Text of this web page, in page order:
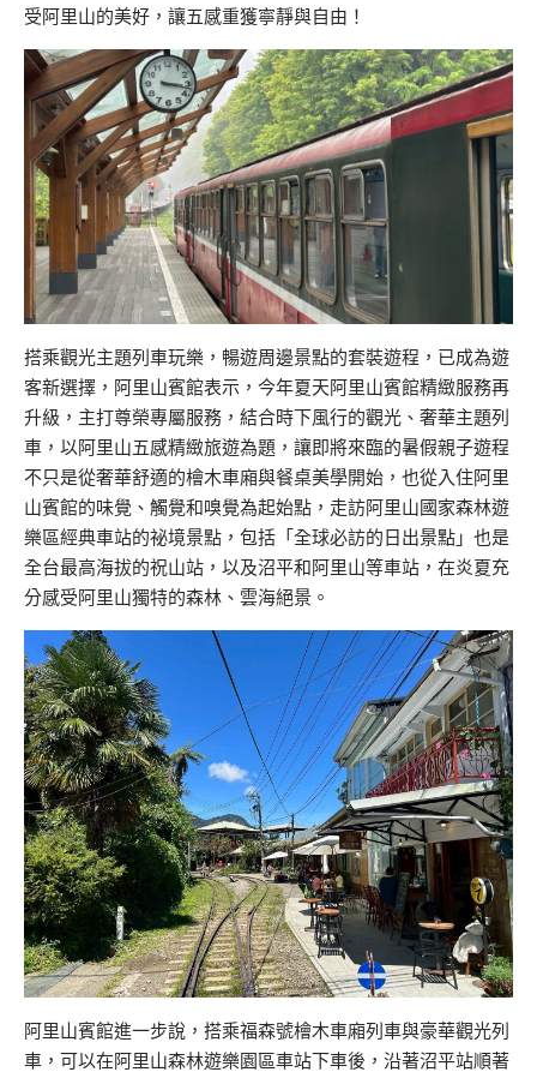
受阿里山的美好，讓五感重獲寧靜與自由！
搭乘觀光主題列車玩樂，暢遊周邊景點的套裝遊程，已成為遊
客新選擇，阿里山賓館表示，今年夏天阿里山賓館精緻服務再
升級，主打尊榮專屬服務，結合時下風行的觀光、奢華主題列
車，以阿里山五感精緻旅遊為題，讓即將來臨的暑假親子遊程
不只是從奢華舒適的檜木車廂與餐桌美學開始，也從入住阿里
山賓館的味覺、觸覺和嗅覺為起始點，走訪阿里山國家森林遊
樂區經典車站的祕境景點，包括「全球必訪的日出景點」也是
全台最高海拔的祝山站，以及沼平和阿里山等車站，在炎夏充
分感受阿里山獨特的森林、雲海絕景。
阿里山賓館進一步說，搭乘福森號檜木車廂列車與豪華觀光列
車，可以在阿里山森林遊樂園區車站下車後，沿著沼平站順著